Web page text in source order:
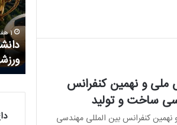
و نهمین کنفرانس
ساخت و تولید
کنفرانس بین المللی مهندسی
1 هفته پیش